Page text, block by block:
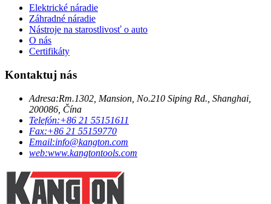
Elektrické náradie
Záhradné náradie
Nástroje na starostlivosť o auto
O nás
Certifikáty
Kontaktuj nás
Adresa:Rm.1302, Mansion, No.210 Siping Rd., Shanghai,
200086, Čína
Telefón:+86 21 55151611
Fax:+86 21 55159770
Email:info@kangton.com
web:www.kangtontools.com